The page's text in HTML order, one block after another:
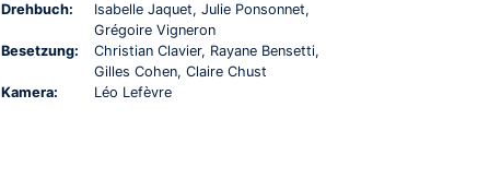
Drehbuch:
Isabelle Jaquet, Julie Ponsonnet,
Grégoire Vigneron
Besetzung:
Christian Clavier, Rayane Bensetti,
Gilles Cohen, Claire Chust
Kamera:
Léo Lefèvre